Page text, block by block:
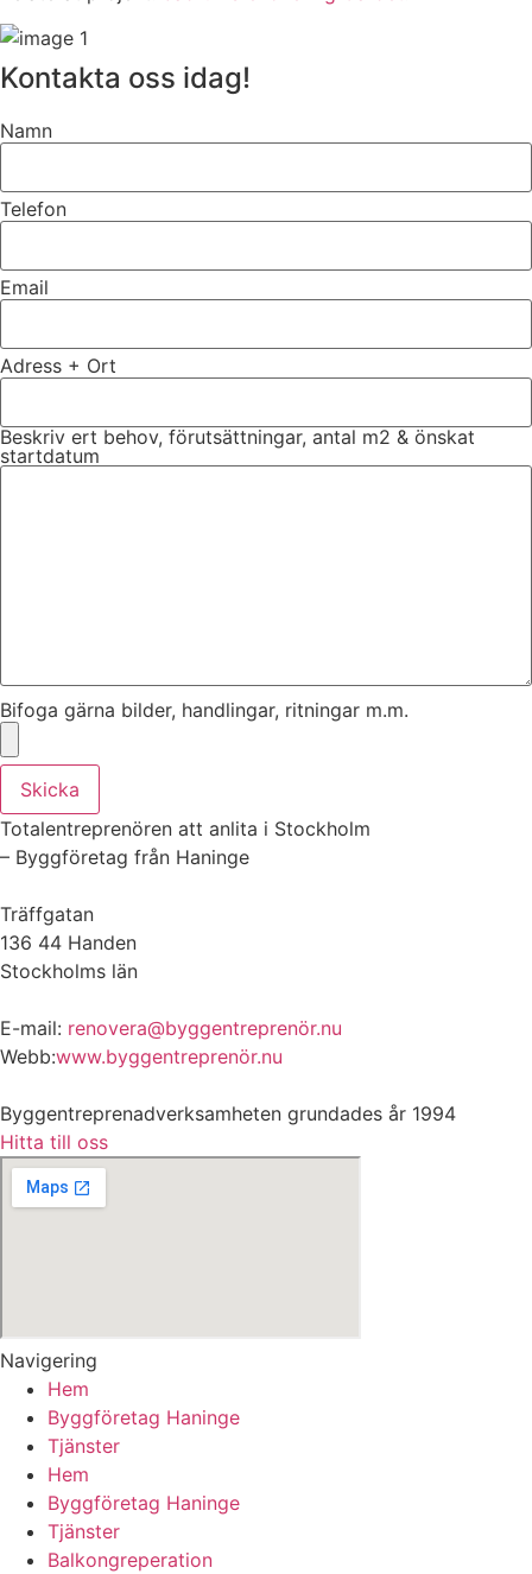
Kontakta oss idag!
Namn
Telefon
Email
Adress + Ort
Beskriv ert behov, förutsättningar, antal m2 & önskat
startdatum
Bifoga gärna bilder, handlingar, ritningar m.m.
Skicka
Totalentreprenören att anlita i Stockholm
– Byggföretag från Haninge
Träffgatan
136 44 Handen
Stockholms län
E-mail: renovera@byggentreprenör.nu
Webb:www.byggentreprenör.nu
Byggentreprenadverksamheten grundades år 1994
Hitta till oss
Navigering
Hem
Byggföretag Haninge
Tjänster
Hem
Byggföretag Haninge
Tjänster
Balkongreperation